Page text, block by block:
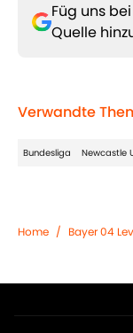
Füg uns bei
Quelle
Verwandte
Bundesliga Newcastle
Home / Bayer 04